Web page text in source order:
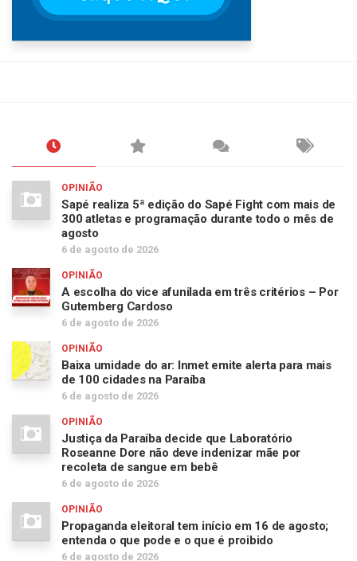
OPINIÃO
Sapé realiza 5ª edição do Sapé Fight com mais de
300 atletas e programação durante todo o mês de
agosto
6 de agosto de 2026
OPINIÃO
A escolha do vice afunilada em três critérios – Por
Gutemberg Cardoso
6 de agosto de 2026
OPINIÃO
Baixa umidade do ar: Inmet emite alerta para mais
de 100 cidades na Paraíba
6 de agosto de 2026
OPINIÃO
Justiça da Paraíba decide que Laboratório
Roseanne Dore não deve indenizar mãe por
recoleta de sangue em bebê
6 de agosto de 2026
OPINIÃO
Propaganda eleitoral tem início em 16 de agosto;
entenda o que pode e o que é proibido
6 de agosto de 2026